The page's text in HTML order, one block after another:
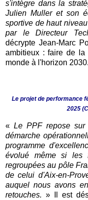
s'intègre dans la
Julien Muller et son
sportive de haut
par le Directeur
décrypte Jean-Marc
ambitieux : faire de
monde à l'horizon 2030.
Le projet de performance
2025
«Le PPF repose
démarche
programme
évolué même si les
regroupées au pôle
de celui d'Aix-en-
auquel nous avons
retouches. » Il est